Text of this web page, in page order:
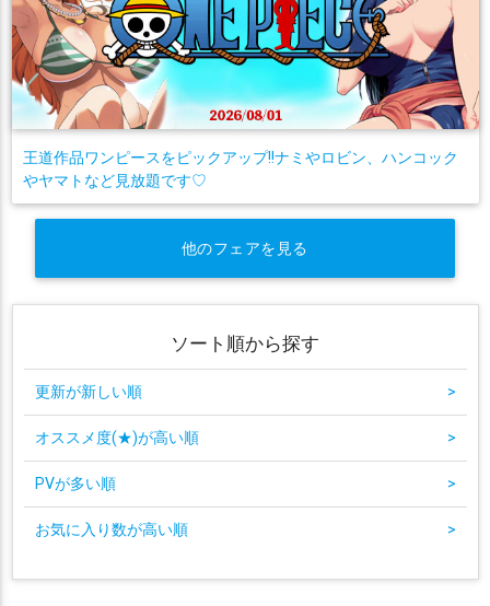
王道作品ワンピースをピックアップ!!ナミやロビン、ハンコック
やヤマトなど見放題です♡
他のフェアを見る
ソート順から探す
更新が新しい順 >
オススメ度(★)が高い順 >
PVが多い順 >
お気に入り数が高い順 >